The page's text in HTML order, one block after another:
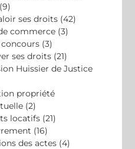
ses droits (42)
commerce (3)
(3)
ses droits (21)
Huissier de Justice
propriété
(2)
locatifs (21)
(16)
des actes (4)